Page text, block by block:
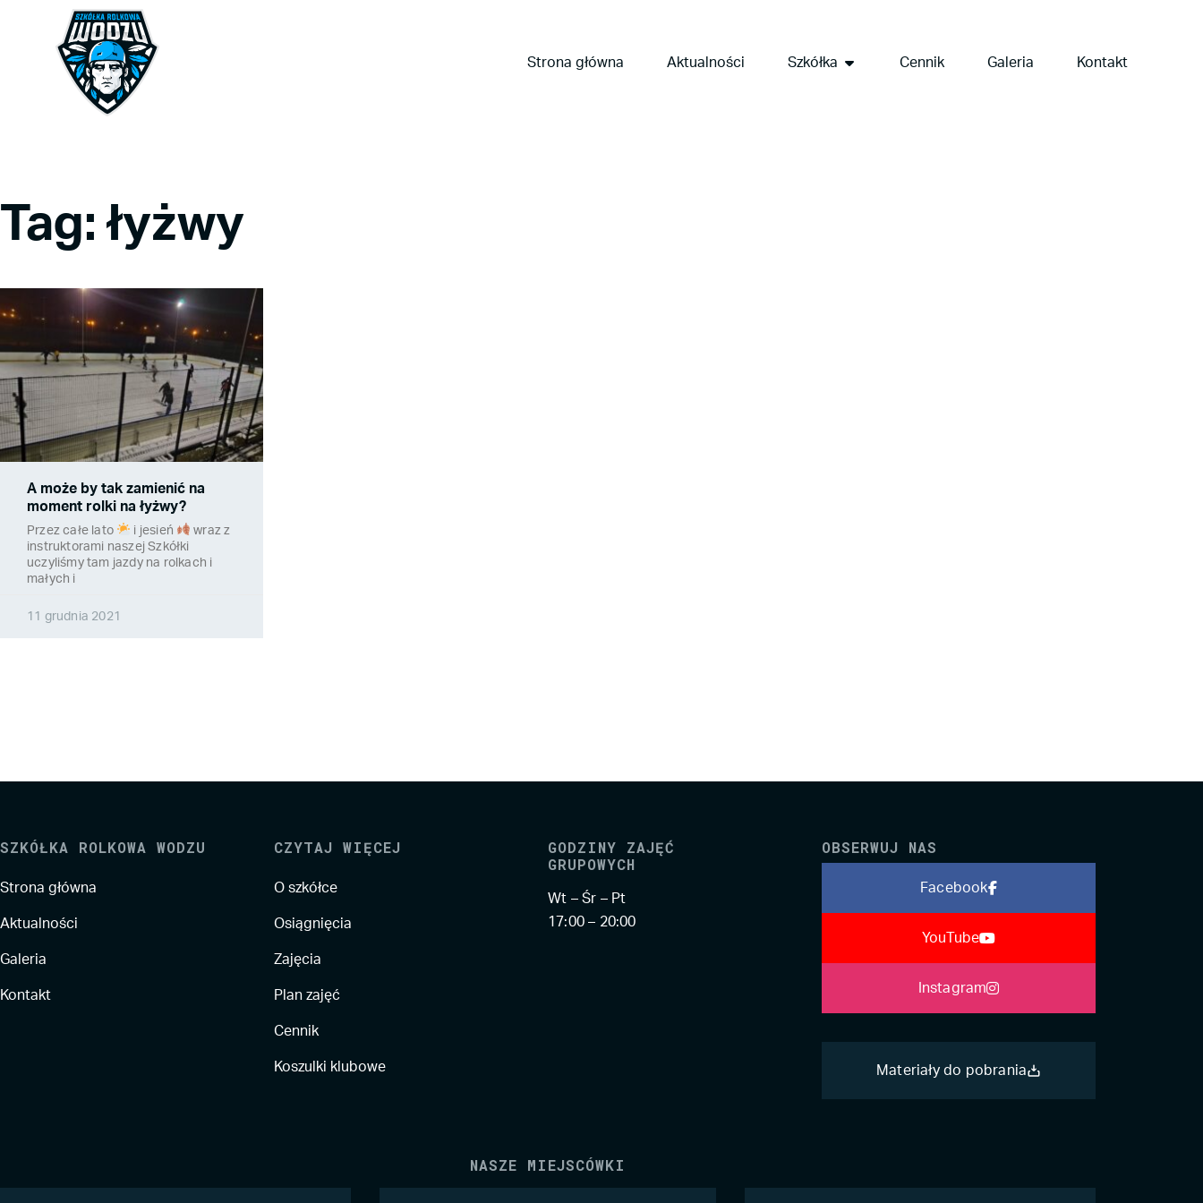
Strona główna Aktualności Szkółka Cennik Galeria Kontakt
Tag: łyżwy
A może by tak zamienić na
moment rolki na łyżwy?
Przez całe lato i jesień
wraz z
instruktorami naszej Szkółki
uczyliśmy tam jazdy na rolkach i
małych i
11 grudnia 2021
SZKÓŁKA ROLKOWA WODZU
Strona główna
Aktualności
Galeria
Kontakt
CZYTAJ WIĘCEJ
O szkółce
Osiągnięcia
Zajęcia
Plan zajęć
Cennik
Koszulki klubowe
GODZINY ZAJĘĆ
GRUPOWYCH
Wt – Śr – Pt
17:00 – 20:00
OBSERWUJ NAS
Facebook
YouTube
Instagram
Materiały do pobrania
NASZE MIEJSCÓWKI